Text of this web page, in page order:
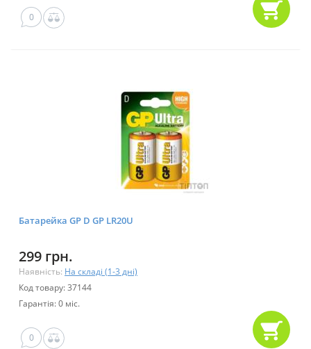
0
Батарейка GP D GP LR20U
299 грн.
Наявність: На складі (1-3 дні)
Код товару: 37144
Гарантія: 0 міс.
0